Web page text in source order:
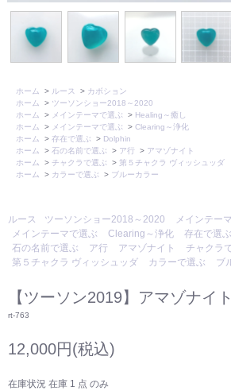
ホーム > ルース > カボション
ホーム
> ツーソンショー2018～2020
ホーム
> メインテーマで選ぶ > Healing～癒し
ホーム
> メインテーマで選ぶ > Clearing～浄化
ホーム
> 存在で選ぶ > Dolphin
ホーム
> 石の名前で選ぶ > ア行 > アマゾナイト
ホーム
> チャクラで選ぶ > 第５チャクラ ヴィッシュッダ
ホーム
> カラーで選ぶ > ブルーカラー
ルース ツーソンショー2018～2020 メインテー
メインテーマで選ぶ
Clearing～浄化 存在で選ぶ
石の名前で選ぶ
ア行 アマゾナイト
チャクラ
第５チャクラ ヴィッシュッダ
カラーで選ぶ ブ
【ツーソン2019】アマゾナイ
rt-763
12,000円(税込)
在庫状況 在庫 1 点 のみ